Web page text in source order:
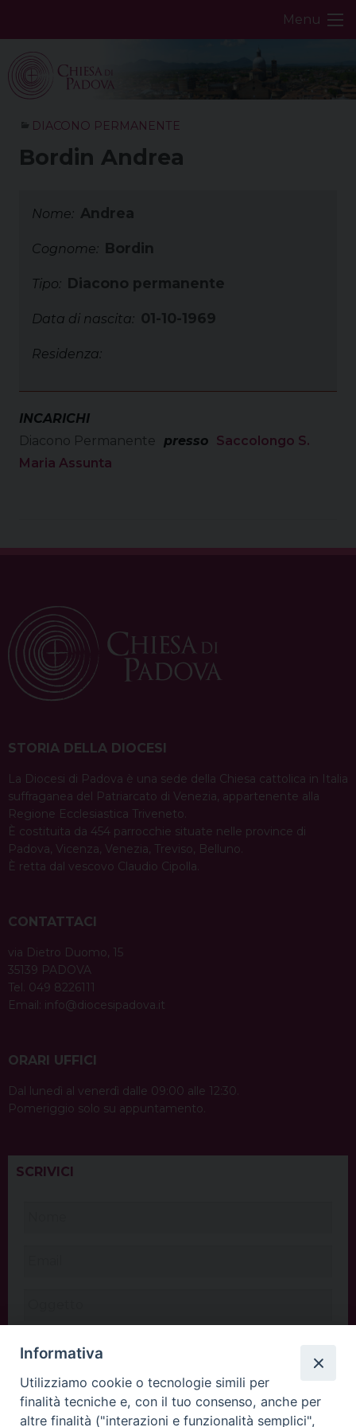
Menu
DIACONO PERMANENTE
Bordin Andrea
Nome: Andrea
Cognome: Bordin
Tipo: Diacono permanente
Data di nascita: 01-10-1969
Residenza:
INCARICHI
Diacono Permanente
presso Saccolongo S.
Maria Assunta
STORIA DELLA DIOCESI
La Diocesi di Padova è una sede della Chiesa cattolica in Italia
suffraganea del Patriarcato di Venezia, appartenente alla
Regione Ecclesiastica Triveneto.
È costituita da 454 parrocchie situate nelle province di
Padova, Vicenza, Venezia, Treviso, Belluno.
È retta dal vescovo Claudio Cipolla.
CONTATTACI
via Dietro Duomo, 15
35139 PADOVA
Tel. 049 8226111
Email: info@diocesipadova.it
ORARI UFFICI
Dal lunedì al venerdì dalle 09:00 alle 12:30.
Pomeriggio solo su appuntamento.
SCRIVICI
Informativa
Utilizziamo cookie o tecnologie simili per
finalità tecniche e, con il tuo consenso, anche per
altre finalità ("interazioni e funzionalità semplici",